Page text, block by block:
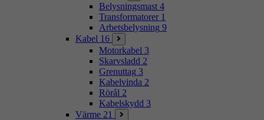
Belysningsmast 4
Transformatorer 1
Arbetsbelysning 9
Kabel 16
Motorkabel 3
Skarvsladd 2
Grenuttag 3
Kabelvinda 2
Rörål 2
Kabelskydd 3
Värme 21